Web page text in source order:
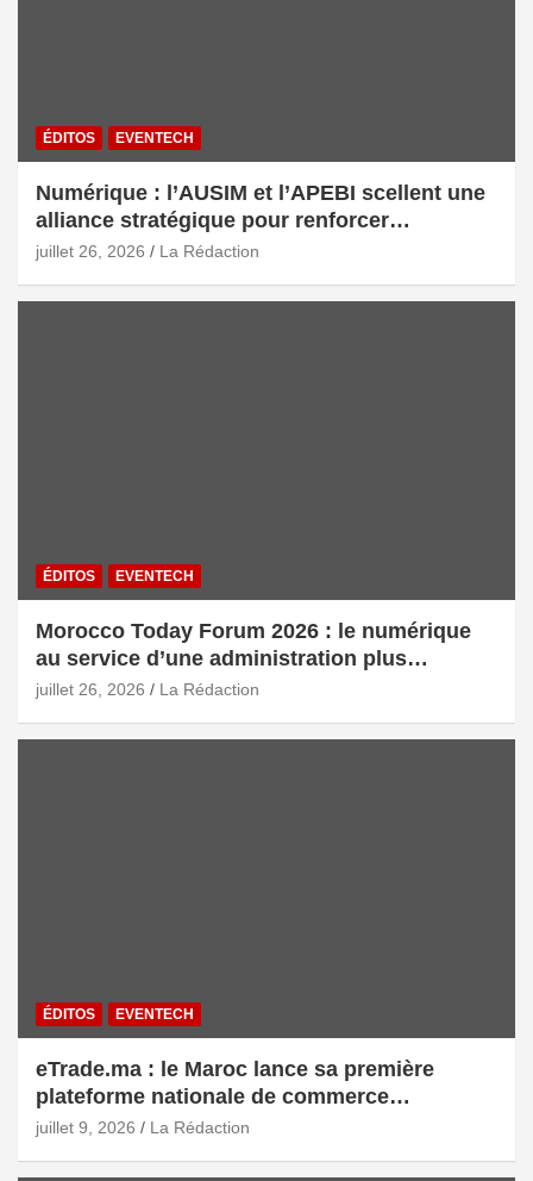
ÉDITOS EVENTECH
Numérique : l’AUSIM et l’APEBI scellent une
alliance stratégique pour renforcer
l’écosystème digital marocain
juillet 26, 2026 La Rédaction
ÉDITOS EVENTECH
Morocco Today Forum 2026 : le numérique
au service d’une administration plus
intelligente
juillet 26, 2026 La Rédaction
ÉDITOS EVENTECH
eTrade.ma : le Maroc lance sa première
plateforme nationale de commerce
électronique B2B pour accélérer les
juillet 9, 2026 La Rédaction